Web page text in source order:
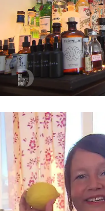
Das perfekte Dinner
Alkoholrekord?
Flaschensammlung
Show